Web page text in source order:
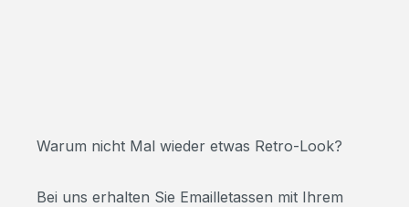
Warum nicht Mal wieder etwas Retro-Look?
Bei uns erhalten Sie Emailletassen mit Ihrem